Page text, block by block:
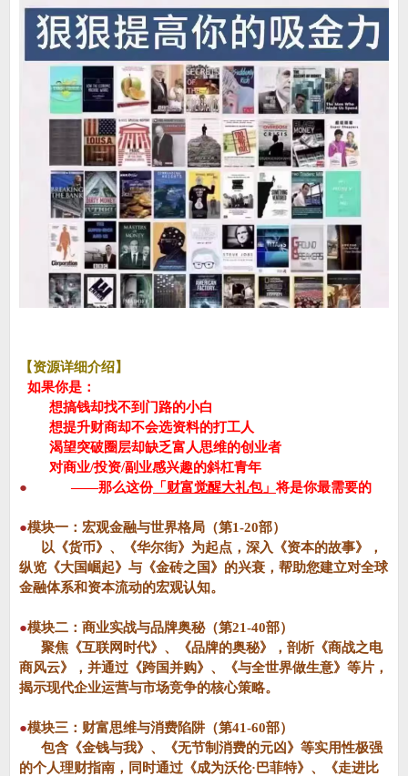
【资源详细介绍】
●
如果你是：
想搞钱却找不到门路的小白
想提升财商却不会选资料的打工人
渴望突破圈层却缺乏富人思维的创业者
对商业/投资/副业感兴趣的斜杠青年
——那么这份「财富觉醒大礼包」将是你最需要的
●模块一：宏观金融与世界格局（第1-20部）
以《货币》、《华尔街》为起点，深入《资本的故事》，
纵览《大国崛起》与《金砖之国》的兴衰，帮助您建立对全球
金融体系和资本流动的宏观认知。
●模块二：商业实战与品牌奥秘（第21-40部）
聚焦《互联网时代》、《品牌的奥秘》，剖析《商战之电
商风云》，并通过《跨国并购》、《与全世界做生意》等片，
揭示现代企业运营与市场竞争的核心策略。
●模块三：财富思维与消费陷阱（第41-60部）
包含《金钱与我》、《无节制消费的元凶》等实用性极强
的个人理财指南，同时通过《成为沃伦·巴菲特》、《走进比